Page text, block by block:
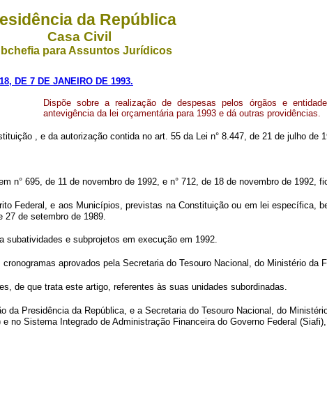
da República
Casa Civil
para Assuntos Jurídicos
DE 7 DE JANEIRO DE 1993.
Dispõe sobre a realização de despesas pelos órgãos e
antevigência da lei orçamentária para 1993 e dá outras providências.
, e da autorização contida no art. 55 da Lei n° 8.447, de 21 de julho de
695, de 11 de novembro de 1992, e n° 712, de 18 de novembro de 1992,
Federal, e aos Municípios, previstas na Constituição ou em lei específica,
27 de setembro de 1989.
e subprojetos em execução em 1992.
aprovados pela Secretaria do Tesouro Nacional, do Ministério da
de que trata este artigo, referentes às suas unidades subordinadas.
Presidência da República, e a Secretaria do Tesouro Nacional, do
Sistema Integrado de Administração Financeira do Governo Federal